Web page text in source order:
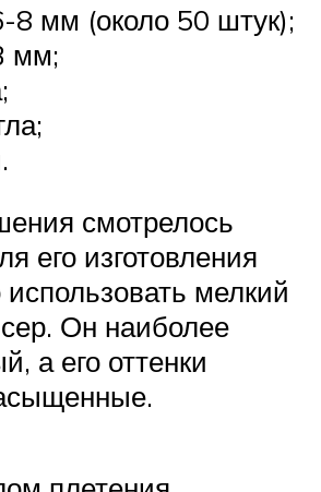
8 мм (около 50 штук);
мм;
смотрелось
его изготовления
мелкий
Он наиболее
а его оттенки